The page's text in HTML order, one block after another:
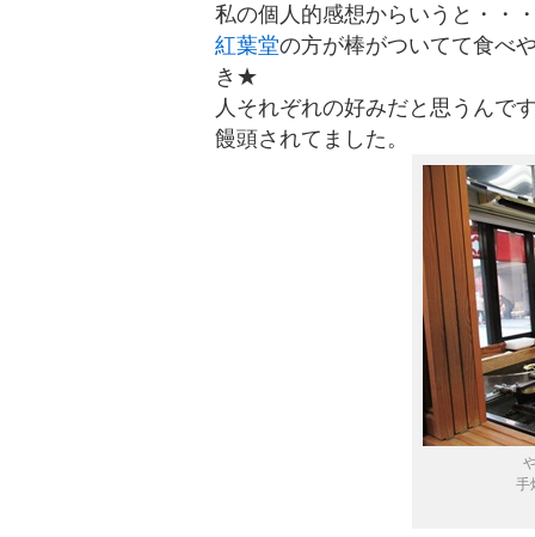
私の個人的感想からいうと・
紅葉堂の方が棒がついてて食べ
き★
人それぞれの好みだと思うん
饅頭されてました。
手